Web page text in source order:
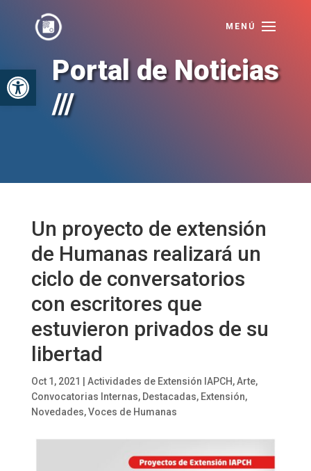
Abrir barra de herramientas
Portal de Noticias
///
Un proyecto de extensión
de Humanas realizará un
ciclo de conversatorios
con escritores que
estuvieron privados de su
libertad
Oct 1, 2021 Actividades de Extensión IAPCH,Arte,
Convocatorias Internas, Destacadas, Extensión,
Novedades,Voces de Humanas